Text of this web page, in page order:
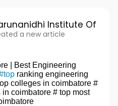
Institute Of
a new article
| Best Engineering
ranking engineering
colleges in coimbatore #
coimbatore # top most